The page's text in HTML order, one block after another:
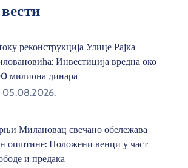
реконструкција Улице Рајка
Инвестиција вредна око
милиона динара
05.08.2026.
Милановац свечано обележава
општине: Положени венци у част
и предака